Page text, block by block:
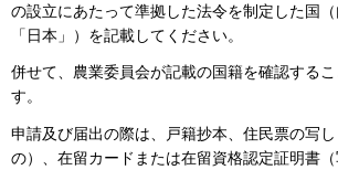
の設立にあたって準拠した法令を制定した国（
「日本」）を記載してください。
併せて、農業委員会が記載の国籍を確認する
す。
申請及び届出の際は、戸籍抄本、住民票の写
の）、在留カードまたは在留資格認定証明書